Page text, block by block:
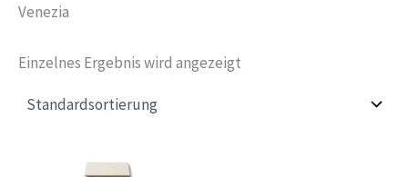
Venezia
Einzelnes Ergebnis wird angezeigt